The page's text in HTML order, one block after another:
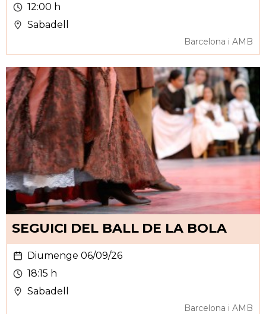
12:00 h
Sabadell
Barcelona i AMB
SEGUICI DEL BALL DE LA BOLA
Diumenge 06/09/26
18:15 h
Sabadell
Barcelona i AMB